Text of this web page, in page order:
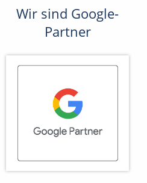
Wir sind Google-
Partner